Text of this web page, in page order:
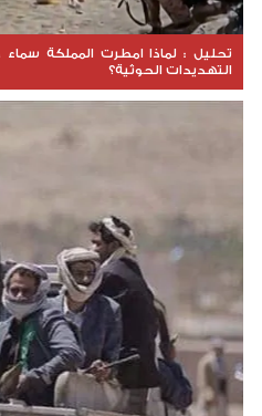
تحليل : لماذا امطرت المملكة
التهديدات الحوثية؟